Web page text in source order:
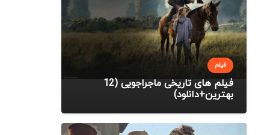
فیلم
فیلم های تاریخی ماجراجویی (12
بهترین+دانلود)